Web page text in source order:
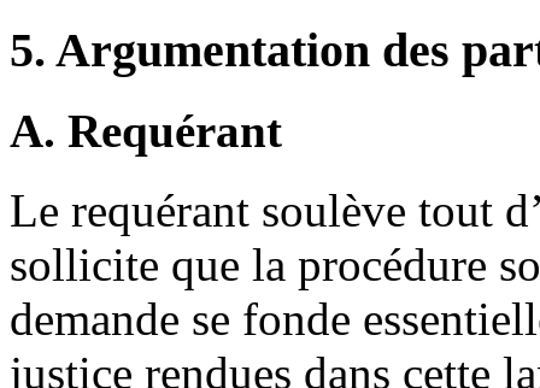
5. Argumentation des
A. Requérant
Le requérant soulève tout
sollicite que la procédure
demande se fonde
justice rendues dans cette